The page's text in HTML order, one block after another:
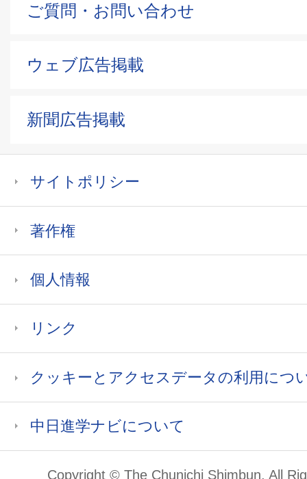
ご質問・お問い合わせ
ウェブ広告掲載
新聞広告掲載
サイトポリシー
著作権
個人情報
リンク
クッキーとアクセスデータの利用につ
中日進学ナビについて
Copyright © The Chunichi Shimbun, All